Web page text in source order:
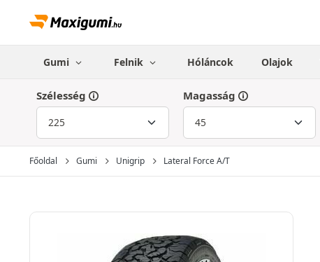
Gumi Felnik Hóláncok Olajok
Szélesség Magasság
Főoldal Gumi Unigrip Lateral Force A/T